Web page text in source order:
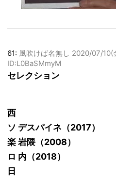
61: 風吹けば名無し 2020/07/10(
ID:L0BaSMmyM
セレクション
西
ソ デスパイネ（2017）
楽 岩隈（2008）
ロ 内（2018）
日